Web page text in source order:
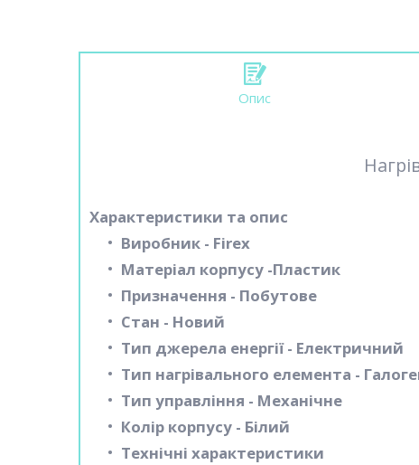
Опис
Характеристики та опис
Виробник - Firex
Матеріал корпусу -Пластик
Призначення - Побутове
Стан - Новий
Тип джерела енергії - Електричний
Тип нагрівального елемента -
Тип управління - Механічне
Колір корпусу - Білий
Технічні характеристики